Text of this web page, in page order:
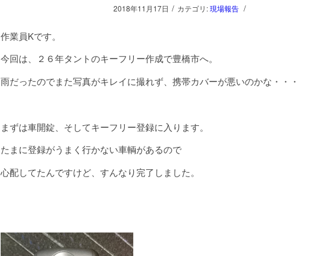
2018年11月17日 / カテゴリ:現場報告 /
作業員Kです。
今回は、２６年タントのキーフリー作成で豊橋市へ。
雨だったのでまた写真がキレイに撮れず、携帯カバーが悪いのかな・・・
まずは車開錠、そしてキーフリー登録に入ります。
たまに登録がうまく行かない車輌があるので
心配してたんですけど、すんなり完了しました。